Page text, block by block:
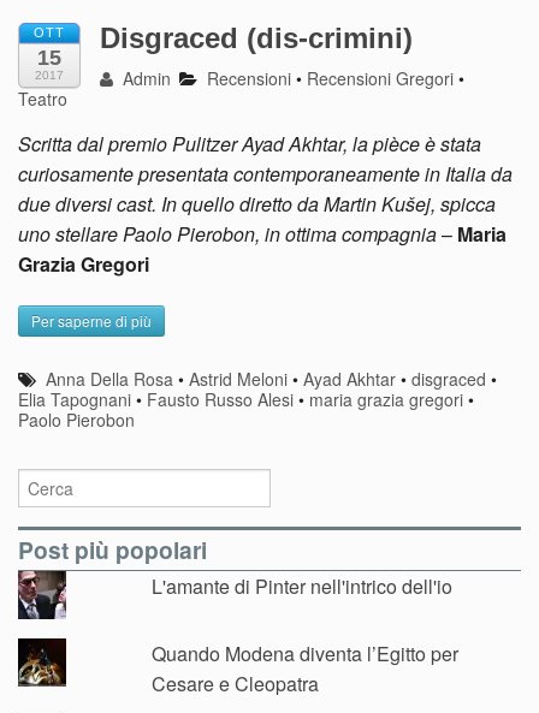
OTT
15
2017
Disgraced (dis-crimini)
Admin Recensioni • Recensioni Gregori •
Teatro
Scritta dal premio Pulitzer Ayad Akhtar, la pièce è stata
curiosamente presentata contemporaneamente in Italia da
due diversi cast. In quello diretto da Martin Kušej, spicca
uno stellare Paolo Pierobon, in ottima compagnia– Maria
Grazia Gregori
Per saperne di più
Anna Della Rosa •Astrid Meloni •Ayad Akhtar •disgraced •
Elia Tapognani • Fausto Russo Alesi • maria grazia gregori •
Paolo Pierobon
Post più popolari
L'amante di Pinter nell'intrico dell'io
Quando Modena diventa l’Egitto per
Cesare e Cleopatra